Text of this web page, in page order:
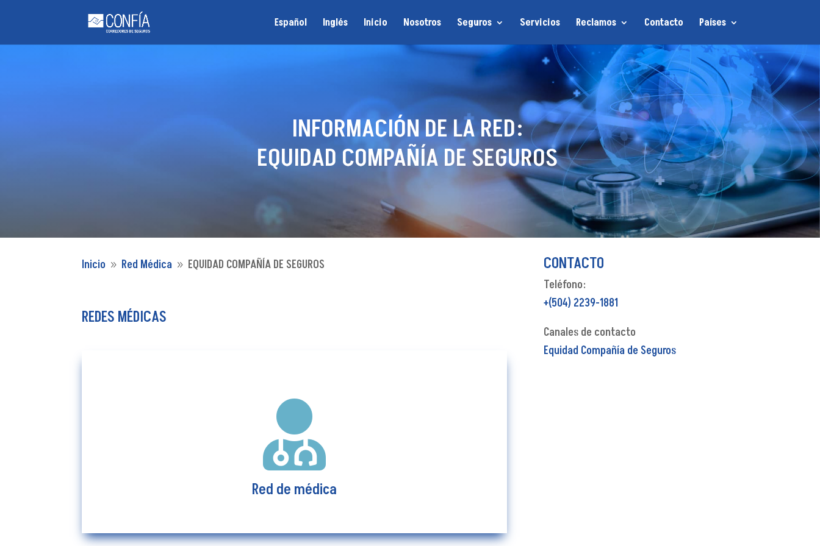
Español Inglés Inicio Nosotros Seguros Servicios Reclamos Contacto Países
INFORMACIÓN DE LA RED:
EQUIDAD COMPAÑÍA DE SEGUROS
Inicio 9 Red Médica 9 EQUIDAD COMPAÑÍA DE SEGUROS
REDES MÉDICAS

Red de médica
Red de médica
Ver más
CONTACTO
Teléfono:
+(504) 2239-1881
Canales de contacto
Equidad Compañía de Seguros